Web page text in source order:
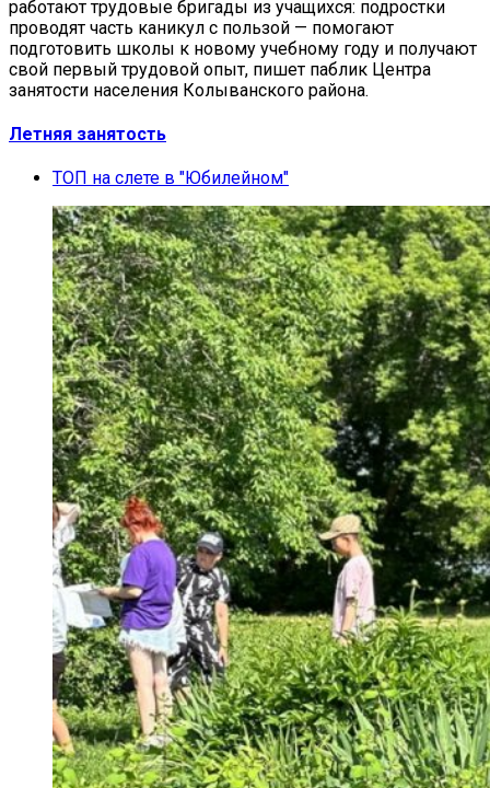
работают трудовые бригады из учащихся: подростки
проводят часть каникул с пользой — помогают
подготовить школы к новому учебному году и получают
свой первый трудовой опыт, пишет паблик Центра
занятости населения Колыванского района.
Летняя занятость
ТОП на слете в "Юбилейном"